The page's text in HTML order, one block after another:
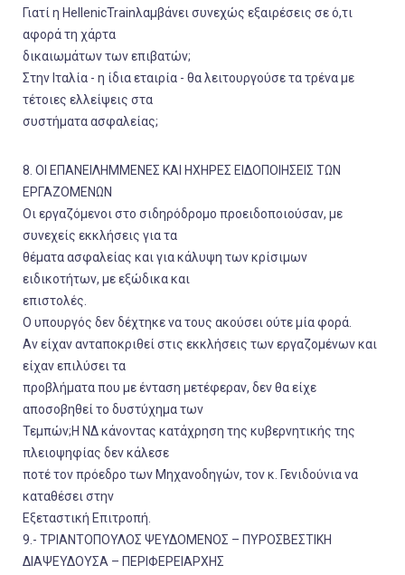
Γιατί η HellenicTrainλαμβάνει συνεχώς εξαιρέσεις σε ό,τι
αφορά τη χάρτα
δικαιωμάτων των επιβατών;
Στην Ιταλία - η ίδια εταιρία - θα λειτουργούσε τα τρένα με
τέτοιες ελλείψεις στα
συστήματα ασφαλείας;
8. ΟΙ ΕΠΑΝΕΙΛΗΜΜΕΝΕΣ ΚΑΙ ΗΧΗΡΕΣ ΕΙΔΟΠΟΙΗΣΕΙΣ ΤΩΝ
ΕΡΓΑΖΟΜΕΝΩΝ
Οι εργαζόμενοι στο σιδηρόδρομο προειδοποιούσαν, με
συνεχείς εκκλήσεις για τα
θέματα ασφαλείας και για κάλυψη των κρίσιμων
ειδικοτήτων, με εξώδικα και
επιστολές.
Ο υπουργός δεν δέχτηκε να τους ακούσει ούτε μία φορά.
Αν είχαν ανταποκριθεί στις εκκλήσεις των εργαζομένων και
είχαν επιλύσει τα
προβλήματα που με ένταση μετέφεραν, δεν θα είχε
αποσοβηθεί το δυστύχημα των
Τεμπών;Η ΝΔ κάνοντας κατάχρηση της κυβερνητικής της
πλειοψηφίας δεν κάλεσε
ποτέ τον πρόεδρο των Μηχανοδηγών, τον κ. Γενιδούνια να
καταθέσει στην
Εξεταστική Επιτροπή.
9.- ΤΡΙΑΝΤΟΠΟΥΛΟΣ ΨΕΥΔΟΜΕΝΟΣ – ΠΥΡΟΣΒΕΣΤΙΚΗ
ΔΙΑΨΕΥΔΟΥΣΑ – ΠΕΡΙΦΕΡΕΙΑΡΧΗΣ